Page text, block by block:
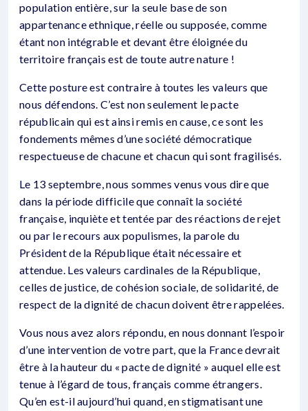
population entière, sur la seule base de son
appartenance ethnique, réelle ou supposée, comme
étant non intégrable et devant être éloignée du
territoire français est de toute autre nature !
Cette posture est contraire à toutes les valeurs que
nous défendons. C’est non seulement le pacte
républicain qui est ainsi remis en cause, ce sont les
fondements mêmes d’une société démocratique
respectueuse de chacune et chacun qui sont fragilisés.
Le 13 septembre, nous sommes venus vous dire que
dans la période difficile que connaît la société
française, inquiète et tentée par des réactions de rejet
ou par le recours aux populismes, la parole du
Président de la République était nécessaire et
attendue. Les valeurs cardinales de la République,
celles de justice, de cohésion sociale, de solidarité, de
respect de la dignité de chacun doivent être rappelées.
Vous nous avez alors répondu, en nous donnant l’espoir
d’une intervention de votre part, que la France devrait
être à la hauteur du « pacte de dignité » auquel elle est
tenue à l’égard de tous, français comme étrangers.
Qu’en est-il aujourd’hui quand, en stigmatisant une